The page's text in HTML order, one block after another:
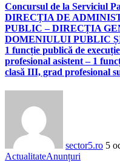
Concursul de la Serviciul
DIRECȚIA DE
PUBLIC – DIRECȚIA
DOMENIULUI PUBLIC
1 funcție publică de
profesional asistent – 1
clasă III, grad profesional
sector5.ro 5
ActualitateAnunțuri